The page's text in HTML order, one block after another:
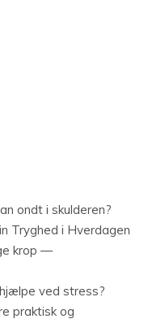
ondt i skulderen?
Tryghed i Hverdagen
krop —
ved stress?
praktisk og